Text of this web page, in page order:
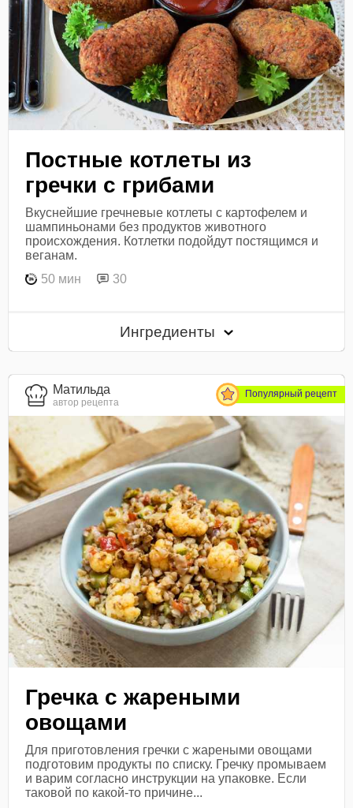
Постные котлеты из
гречки с грибами
Вкуснейшие гречневые котлеты с картофелем и
шампиньонами без продуктов животного
происхождения. Котлетки подойдут постящимся и
веганам.
50 мин
30
Ингредиенты
Матильда
автор рецепта
Популярный рецепт
Гречка с жареными
овощами
Для приготовления гречки с жареными овощами
подготовим продукты по списку. Гречку промываем
и варим согласно инструкции на упаковке. Если
таковой по какой-то причине...